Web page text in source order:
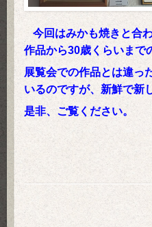
今回はみかも焼きと合
作品から30歳くらいまで
展覧会での作品とは違っ
いるのですが、新鮮で新
是非、ご覧ください。